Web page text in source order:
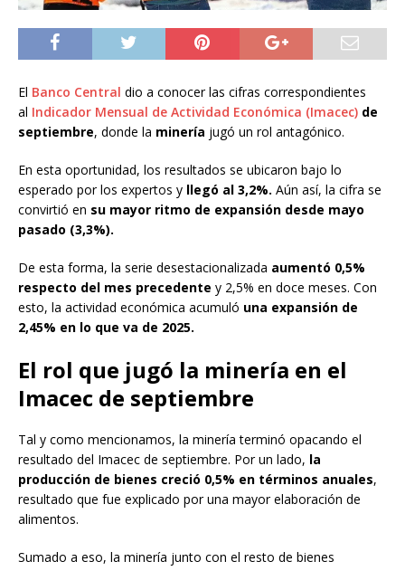
El Banco Central dio a conocer las cifras correspondientes
al Indicador Mensual de Actividad Económica (Imacec) de
septiembre, donde la minería jugó un rol antagónico.
En esta oportunidad, los resultados se ubicaron bajo lo
esperado por los expertos y llegó al 3,2%. Aún así, la cifra se
convirtió en su mayor ritmo de expansión desde mayo
pasado (3,3%).
De esta forma, la serie desestacionalizada aumentó 0,5%
respecto del mes precedente y 2,5% en doce meses. Con
esto, la actividad económica acumuló una expansión de
2,45% en lo que va de 2025.
El rol que jugó la minería en el
Imacec de septiembre
Tal y como mencionamos, la minería terminó opacando el
resultado del Imacec de septiembre. Por un lado, la
producción de bienes creció 0,5% en términos anuales,
resultado que fue explicado por una mayor elaboración de
alimentos.
Sumado a eso, la minería junto con el resto de bienes